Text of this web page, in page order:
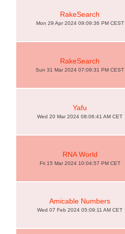
RakeSearch
Mon 29 Apr 2024 09:09:36 PM CEST
RakeSearch
Sun 31 Mar 2024 07:09:31 PM CEST
Yafu
Wed 20 Mar 2024 08:06:41 AM CET
RNA World
Fri 15 Mar 2024 10:04:57 PM CET
Amicable Numbers
Wed 07 Feb 2024 05:09:11 AM CET